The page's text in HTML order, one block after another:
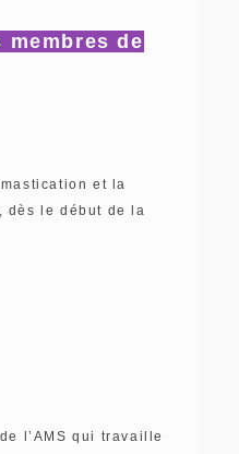
de
et la
dès le début de la
l’AMS qui travaille